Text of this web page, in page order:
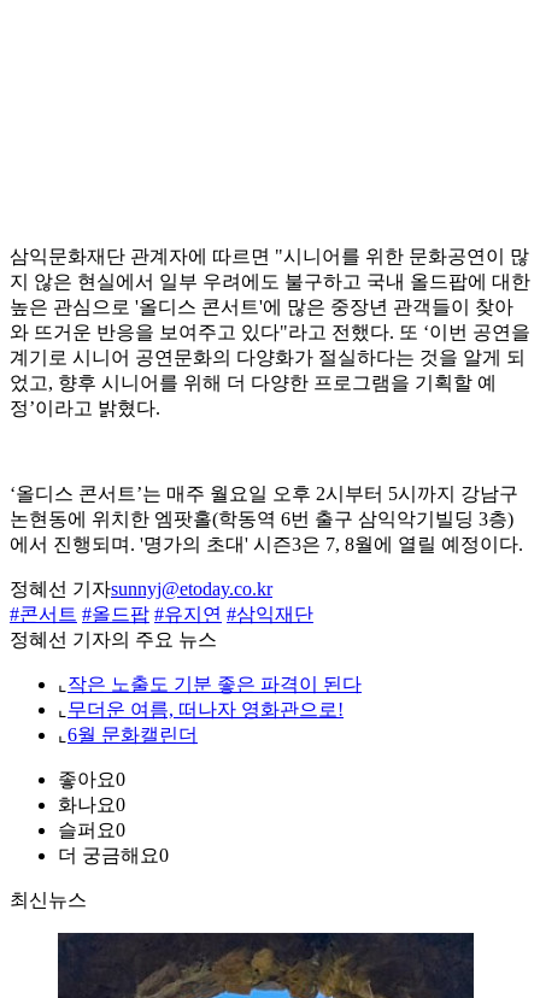
삼익문화재단 관계자에 따르면 "시니어를 위한 문화공연이 많
지 않은 현실에서 일부 우려에도 불구하고 국내 올드팝에 대한
높은 관심으로 '올디스 콘서트'에 많은 중장년 관객들이 찾아
와 뜨거운 반응을 보여주고 있다"라고 전했다. 또 ‘이번 공연을
계기로 시니어 공연문화의 다양화가 절실하다는 것을 알게 되
었고, 향후 시니어를 위해 더 다양한 프로그램을 기획할 예
정’이라고 밝혔다.
‘올디스 콘서트’는 매주 월요일 오후 2시부터 5시까지 강남구
논현동에 위치한 엠팟홀(학동역 6번 출구 삼익악기빌딩 3층)
에서 진행되며. '명가의 초대' 시즌3은 7, 8월에 열릴 예정이다.
정혜선 기자sunnyj@etoday.co.kr
#콘서트 #올드팝 #유지연 #삼익재단
정혜선 기자의 주요 뉴스
⌞ 작은 노출도 기분 좋은 파격이 된다
⌞ 무더운 여름, 떠나자 영화관으로!
⌞ 6월 문화캘린더
좋아요0
화나요0
슬퍼요0
더 궁금해요0
최신뉴스